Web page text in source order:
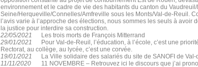
environnement et le cadre de vie des habitants du canton du
Seine/Herqueville/Connelles/Amfreville sous les Monts/Val-de-Reuil.
l’avis varie à l’approche des élections, nous sommes les seuls à avoir
la justice pour interdire sa construction.
22/05/2021
Les trois morts de François Mitterrand
29/01/2021
Pour Val-de-Reuil, l’éducation, à l’école, c’est une
Rectorat, au collège, au lycée, c’est une corvée.
19/01/2021
La Ville solidaire des salariés du site de SANOFI de Val-
11/11/2020
11 NOVEMBRE – Retrouvez ici le discours que j’ai